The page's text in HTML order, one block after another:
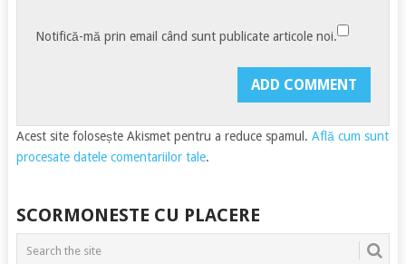
Notifică-mă prin email când sunt publicate articole noi.
Acest site folosește Akismet pentru a reduce spamul. Află cum sunt
procesate datele comentariilor tale.
SCORMONESTE CU PLACERE